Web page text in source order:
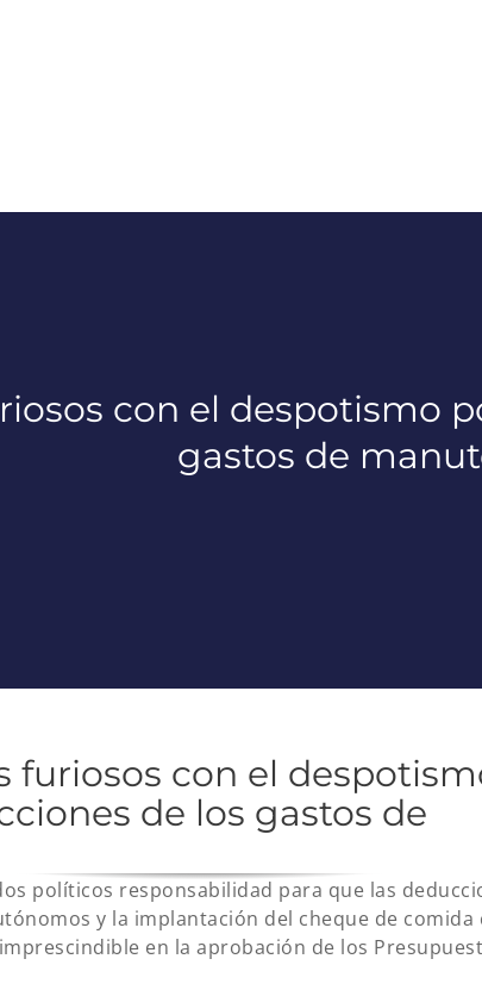
con el despotismo
gastos de
furiosos con el
de los gastos de
políticos responsabilidad para que las
y la implantación del cheque de comida
en la aprobación de los